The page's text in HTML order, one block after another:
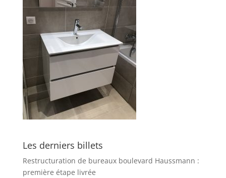
Les derniers billets
Restructuration de bureaux boulevard Haussmann :
première étape livrée